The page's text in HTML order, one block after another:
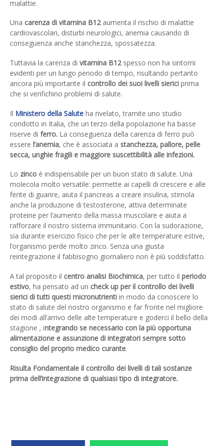
malattie.
Una carenza di vitamina B12aumenta il rischio di malattie
cardiovascolari, disturbi neurologici, anemia causando di
conseguenza anche stanchezza, spossatezza.
Tuttavia la carenza di vitamina B12spesso non ha sintomi
evidenti per un lungo periodo di tempo, risultando pertanto
ancora più importante il controllo dei suoi livelli sierici prima
che si verifichino problemi di salute.
Il Ministero della Salute ha rivelato, tramite uno studio
condotto in Italia, che un terzo della popolazione ha basse
riserve di ferro. La conseguenza della carenza di ferro può
essere l’anemia, che è associata a stanchezza, pallore, pelle
secca, unghie fragili e maggiore suscettibilità alle infezioni.
Lo zinco è indispensabile per un buon stato di salute. Una
molecola molto versatile: permette ai capelli di crescere e alle
ferite di guarire, aiuta il pancreas a creare insulina, stimola
anche la produzione di testosterone, attiva determinate
proteine per l’aumento della massa muscolare e aiuta a
rafforzare il nostro sistema immunitario. Con la sudorazione,
sia durante esercizio fisico che per le alte temperature estive,
l’organismo perde molto zinco. Senza una giusta
reintegrazione il fabbisogno giornaliero non è più soddisfatto.
A tal proposito il centro analisi Biochimica, per tutto il periodo
estivo, ha pensato ad un check up per il controllo dei livelli
sierici di tutti questi micronutrienti in modo da conoscere lo
stato di salute del nostro organismo e far fronte nel migliore
dei modi all’arrivo delle alte temperature e goderci il bello della
stagione , integrando se necessario con la più opportuna
alimentazione e assunzione di integratori sempre sotto
consiglio del proprio medico curante.
Risulta Fondamentale il controllo dei livelli di tali sostanze
prima dell’integrazione di qualsiasi tipo di integratore.